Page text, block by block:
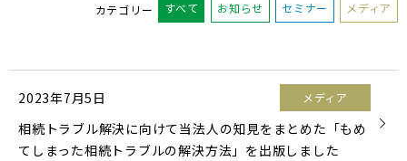
カテゴリー すべて お知らせ セミナー メディア
2023年7月5日 メディア
相続トラブル解決に向けて当法人の知見をまとめた「もめ
てしまった相続トラブルの解決方法」を出版しました